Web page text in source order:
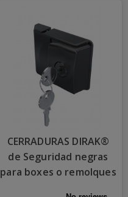
CERRADURAS DIRAK®
de Seguridad negras
para boxes o remolques